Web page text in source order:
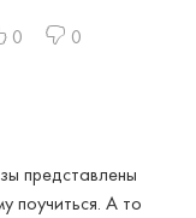
0 0
представлены
поучиться. А то